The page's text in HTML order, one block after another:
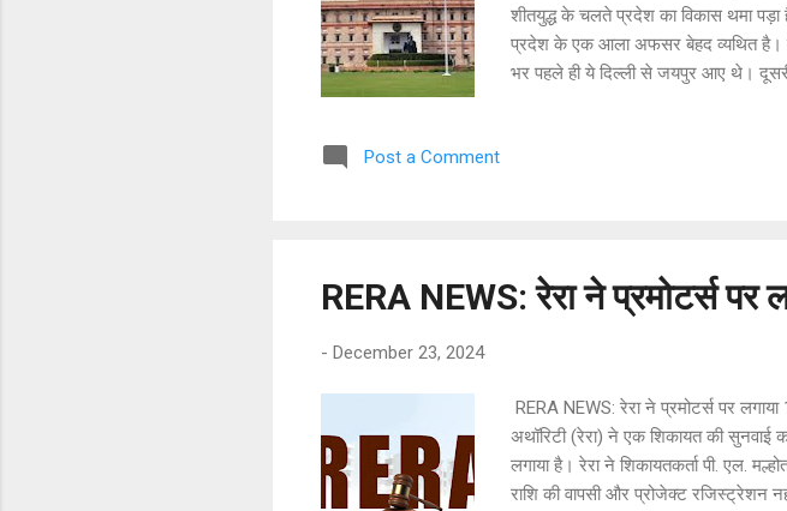
शीतयुद्ध के चलते प्रदेश का विकास थमा
प्रदेश के एक आला अफसर बेहद व्यथित है।
भर पहले ही ये दिल्ली से जयपुर आए थे।
सके। उन्होंने इस दिशा में काम भी किया,
Post a Comment
RERA NEWS: रेरा ने प्रमोटर्स पर
- December 23, 2024
RERA NEWS: रेरा ने प्रमोटर्स पर
अथॉरिटी (रेरा) ने एक शिकायत की सुनवाई
लगाया है। रेरा ने शिकायतकर्ता पी. एल.
राशि की वापसी और प्रोजेक्ट रजिस्ट्रेशन